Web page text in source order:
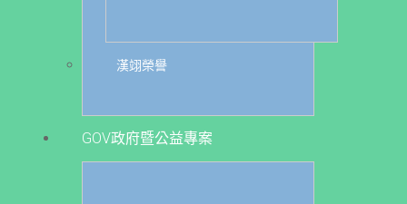
漢翊榮譽
GOV政府暨公益專案